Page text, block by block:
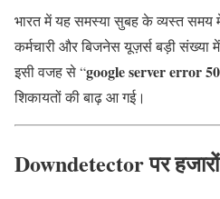
भारत में यह समस्या सुबह के व्यस्त
कर्मचारी और बिजनेस यूज़र्स बड़ी संख्या
इसी वजह से “google server error
शिकायतों की बाढ़ आ गई।
Downdetector पर